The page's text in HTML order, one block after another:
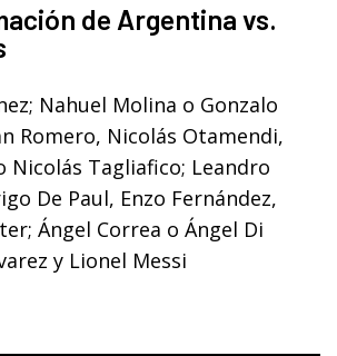
de Argentina vs.
Nahuel Molina o Gonzalo
Romero, Nicolás Otamendi,
Nicolás Tagliafico; Leandro
De Paul, Enzo Fernández,
Ángel Correa o Ángel Di
y Lionel Messi